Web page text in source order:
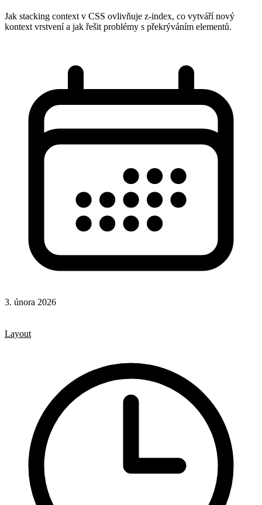
Jak stacking context v CSS ovlivňuje z-index, co vytváří nový
kontext vrstvení a jak řešit problémy s překrýváním elementů.
3. února 2026
Layout